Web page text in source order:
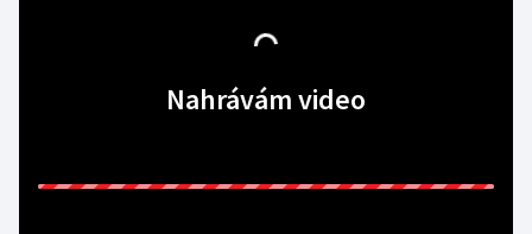
Nahrávám video